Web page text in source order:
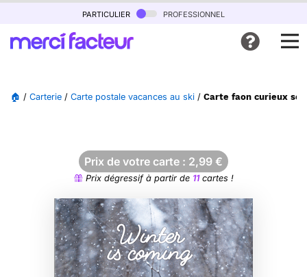
particulier professionnel
🏠 / Carterie / Carte postale vacances au ski / Carte faon curieux
Prix de votre carte : 2,99 €
Prix dégressif à partir de 11cartes !